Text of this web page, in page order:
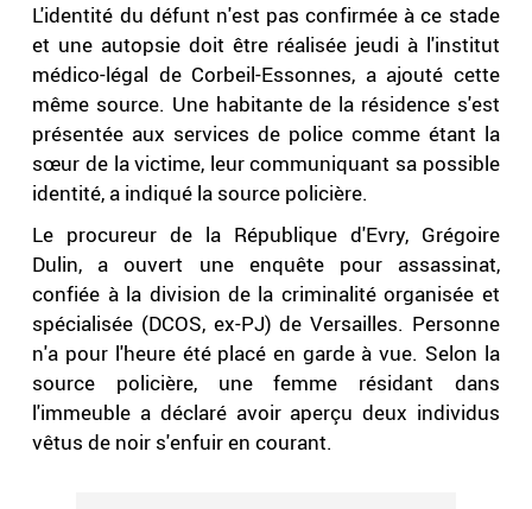
L'identité du défunt n'est pas confirmée à ce stade
et une autopsie doit être réalisée jeudi à l'institut
médico-légal de Corbeil-Essonnes, a ajouté cette
même source. Une habitante de la résidence s'est
présentée aux services de police comme étant la
sœur de la victime, leur communiquant sa possible
identité, a indiqué la source policière.
Le procureur de la République d'Evry, Grégoire
Dulin, a ouvert une enquête pour assassinat,
confiée à la division de la criminalité organisée et
spécialisée (DCOS, ex-PJ) de Versailles. Personne
n'a pour l'heure été placé en garde à vue. Selon la
source policière, une femme résidant dans
l'immeuble a déclaré avoir aperçu deux individus
vêtus de noir s'enfuir en courant.